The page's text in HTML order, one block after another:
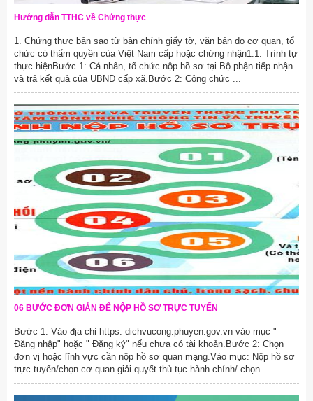
Hướng dẫn TTHC về Chứng thực
1. Chứng thực bản sao từ bản chính giấy tờ, văn bản do cơ quan, tổ
chức có thẩm quyền của Việt Nam cấp hoặc chứng nhận1.1. Trình tự
thực hiệnBước 1: Cá nhân, tổ chức nộp hồ sơ tại Bộ phận tiếp nhận
và trả kết quả của UBND cấp xã.Bước 2: Công chức ...
06 BƯỚC ĐƠN GIẢN ĐỂ NỘP HỒ SƠ TRỰC TUYẾN
Bước 1: Vào địa chỉ https: dichvucong.phuyen.gov.vn vào mục "
Đăng nhập" hoặc " Đăng ký" nếu chưa có tài khoản.Bước 2: Chọn
đơn vị hoặc lĩnh vực cần nộp hồ sơ quan mạng.Vào mục: Nộp hồ sơ
trực tuyến/chọn cơ quan giải quyết thủ tục hành chính/ chọn ...